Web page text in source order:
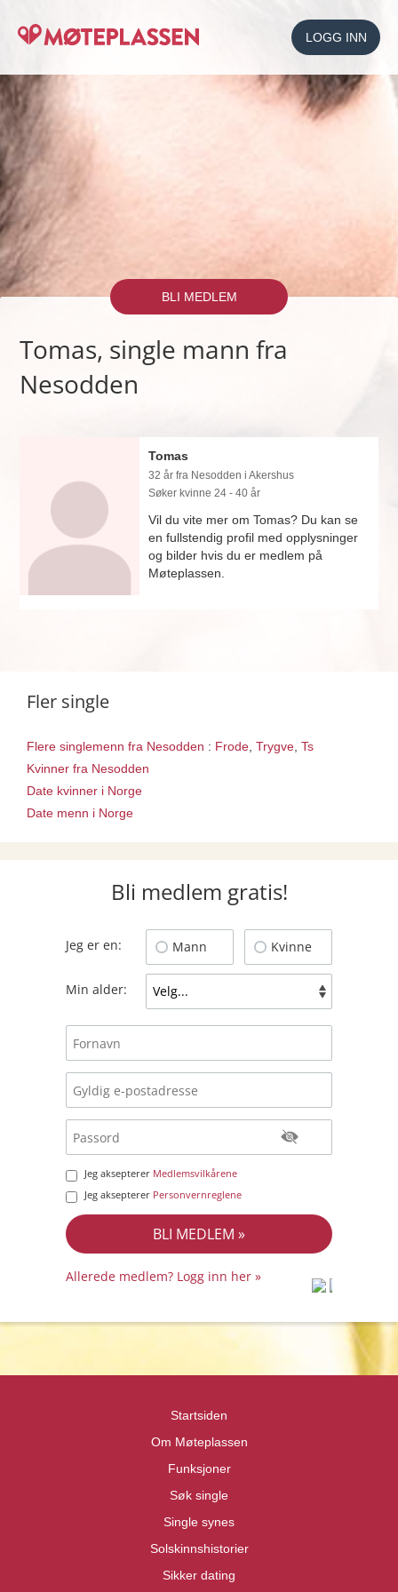
LOGG INN
BLI MEDLEM
Tomas, single mann fra
Nesodden
Tomas
32 år fra Nesodden i Akershus
Søker kvinne 24 - 40 år
Vil du vite mer om Tomas? Du kan se
en fullstendig profil med opplysninger
og bilder hvis du er medlem på
Møteplassen.
Fler single
Flere singlemenn fra Nesodden : Frode Trygve Ts
Kvinner fra Nesodden
Date kvinner i Norge
Date menn i Norge
Bli medlem gratis!
Jeg er en: Mann Kvinne
Min alder:
Jeg aksepterer Medlemsvilkårene
Jeg aksepterer Personvernreglene
Allerede medlem? Logg inn her »
Startsiden
Om Møteplassen
Funksjoner
Søk single
Single synes
Solskinnshistorier
Sikker dating